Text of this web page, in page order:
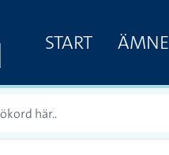
START ÄMNE